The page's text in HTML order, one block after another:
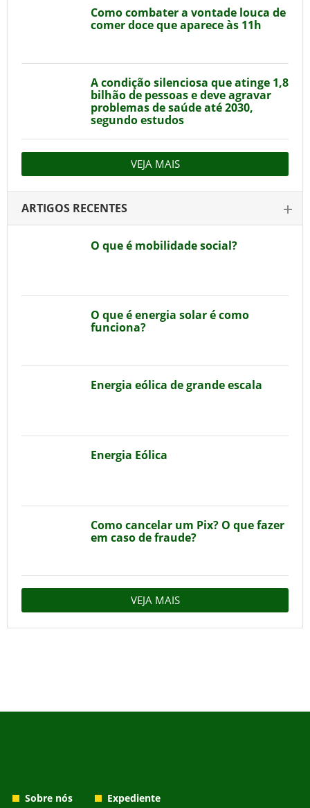
Como combater a vontade louca de
comer doce que aparece às 11h
A condição silenciosa que atinge 1,8
bilhão de pessoas e deve agravar
problemas de saúde até 2030,
segundo estudos
VEJA MAIS
ARTIGOS RECENTES
O que é mobilidade social?
O que é energia solar é como
funciona?
Energia eólica de grande escala
Energia Eólica
Como cancelar um Pix? O que fazer
em caso de fraude?
VEJA MAIS
Sobre nós Expediente